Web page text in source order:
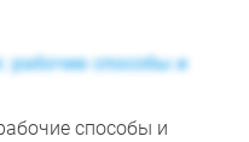
способы и